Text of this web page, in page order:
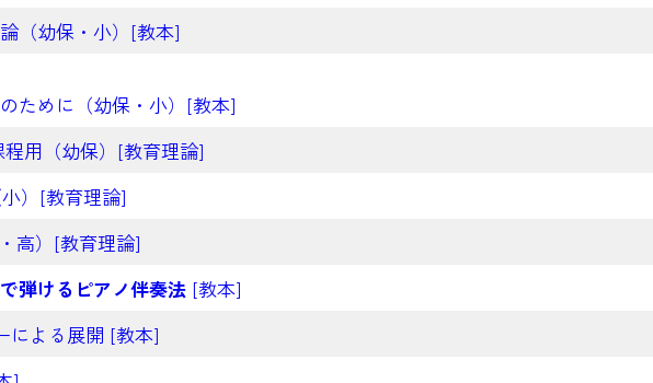
（幼保・小）[教本]
ために（幼保・小）[教本]
用（幼保）[教育理論]
）[教育理論]
高）[教育理論]
弾けるピアノ伴奏法[教本]
による展開 [教本]